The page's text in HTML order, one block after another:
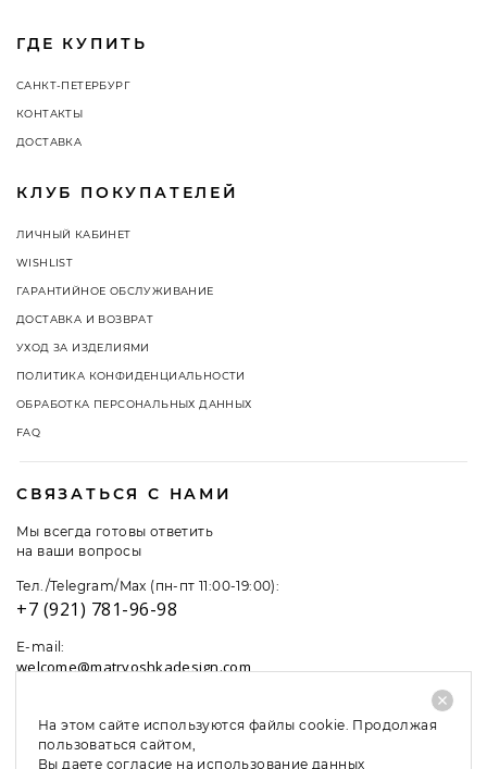
ГДЕ КУПИТЬ
САНКТ-ПЕТЕРБУРГ
КОНТАКТЫ
ДОСТАВКА
КЛУБ ПОКУПАТЕЛЕЙ
ЛИЧНЫЙ КАБИНЕТ
WISHLIST
ГАРАНТИЙНОЕ ОБСЛУЖИВАНИЕ
ДОСТАВКА И ВОЗВРАТ
УХОД ЗА ИЗДЕЛИЯМИ
ПОЛИТИКА КОНФИДЕНЦИАЛЬНОСТИ
ОБРАБОТКА ПЕРСОНАЛЬНЫХ ДАННЫХ
FAQ
СВЯЗАТЬСЯ С НАМИ
Мы всегда готовы ответить
на ваши вопросы
Тел./Telegram/Max (пн-пт 11:00-19:00):
+7 (921) 781-96-98
E-mail:
welcome@matryoshkadesign.com
На этом сайте используются файлы cookie. Продолжая
пользоваться сайтом,
Вы даете согласие на использование данных